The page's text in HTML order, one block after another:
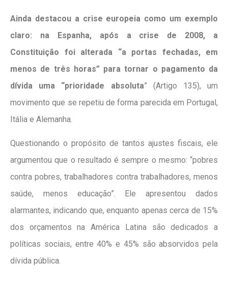
Ainda destacou a crise europeia como um exemplo
claro: na Espanha, após a crise de 2008, a
Constituição foi alterada “a portas fechadas, em
menos de três horas” para tornar o pagamento da
dívida uma “prioridade absoluta” (Artigo 135), um
movimento que se repetiu de forma parecida em Portugal,
Itália e Alemanha.
Questionando o propósito de tantos ajustes fiscais, ele
argumentou que o resultado é sempre o mesmo: “pobres
contra pobres, trabalhadores contra trabalhadores, menos
saúde, menos educação”. Ele apresentou dados
alarmantes, indicando que, enquanto apenas cerca de 15%
dos orçamentos na América Latina são dedicados a
políticas sociais, entre 40% e 45% são absorvidos pela
dívida pública.